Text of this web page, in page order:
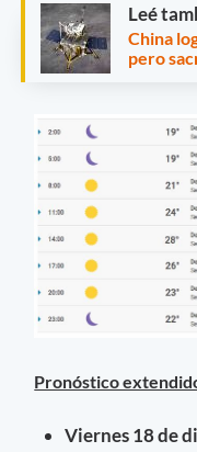
Leé
China
pero
Pronóstico
Viernes 18 de